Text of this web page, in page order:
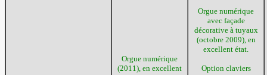
Orgue numérique
(2011), en excellent
Orgue numérique
avec façade
décorative à tuyaux
(octobre 2009), en
excellent état.
Option claviers